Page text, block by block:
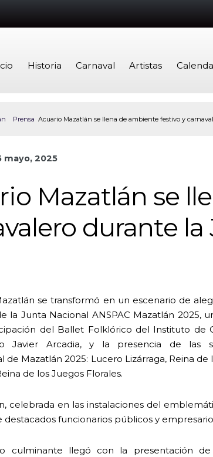
Historia Carnaval Artistas
Prensa Acuario Mazatlán se llena de ambiente festivo y
mayo, 2025
Mazatlán se
durante
se transformó en un escenario de
la Junta Nacional ANSPAC Mazatlán 2025,
del Ballet Folklórico del Instituto de
Javier Arcadia, y la presencia de las
de Mazatlán 2025: Lucero Lizárraga, Reina de
de los Juegos Florales.
celebrada en las instalaciones del
destacados funcionarios públicos y
culminante llegó con la presentación de